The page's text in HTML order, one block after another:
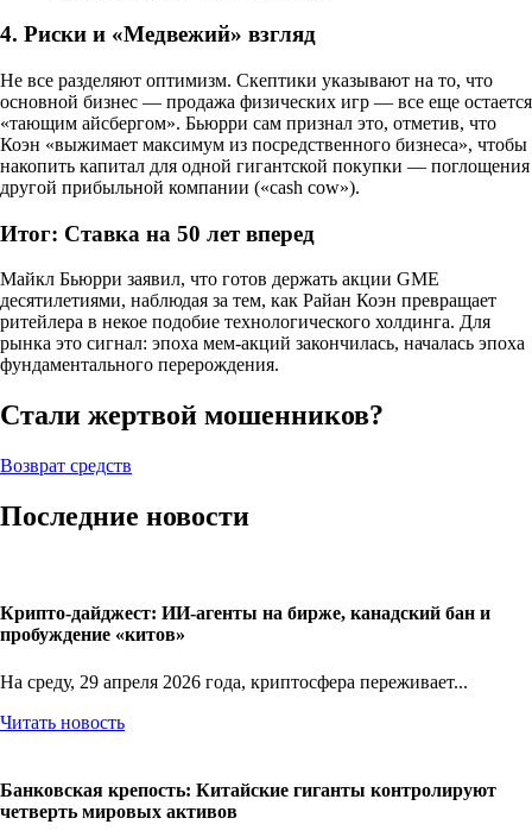
4. Риски и «Медвежий» взгляд
Не все разделяют оптимизм. Скептики указывают на то, что
основной бизнес — продажа физических игр — все еще остается
«тающим айсбергом». Бьюрри сам признал это, отметив, что
Коэн «выжимает максимум из посредственного бизнеса», чтобы
накопить капитал для одной гигантской покупки — поглощения
другой прибыльной компании («cash cow»).
Итог: Ставка на 50 лет вперед
Майкл Бьюрри заявил, что готов держать акции GME
десятилетиями, наблюдая за тем, как Райан Коэн превращает
ритейлера в некое подобие технологического холдинга. Для
рынка это сигнал: эпоха мем-акций закончилась, началась эпоха
фундаментального перерождения.
Стали жертвой мошенников?
Возврат средств
Последние новости
Крипто-дайджест: ИИ-агенты на бирже, канадский бан и
пробуждение «китов»
На среду, 29 апреля 2026 года, криптосфера переживает...
Читать новость
Банковская крепость: Китайские гиганты контролируют
четверть мировых активов